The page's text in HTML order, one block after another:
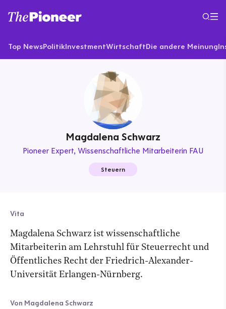
Top NewsPolitikInvestmentWirtschaftDie andere Meinung
Magdalena Schwarz
Pioneer Expert Wissenschaftliche Mitarbeiterin FAU
Steuern
Vita
Magdalena Schwarz ist wissenschaftliche
Mitarbeiterin am Lehrstuhl für Steuerrecht und
Öffentliches Recht der Friedrich-Alexander-
Universität Erlangen-Nürnberg.
Von Magdalena Schwarz